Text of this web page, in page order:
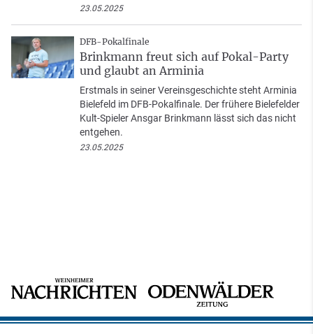
23.05.2025
DFB-Pokalfinale
Brinkmann freut sich auf Pokal-Party
und glaubt an Arminia
Erstmals in seiner Vereinsgeschichte steht Arminia
Bielefeld im DFB-Pokalfinale. Der frühere Bielefelder
Kult-Spieler Ansgar Brinkmann lässt sich das nicht
entgehen.
23.05.2025